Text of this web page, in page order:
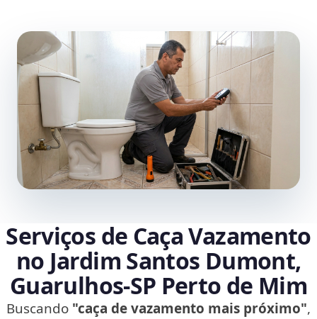
Serviços de Caça Vazamento
no Jardim Santos Dumont,
Guarulhos‑SP Perto de Mim
Buscando "caça de vazamento mais próximo",